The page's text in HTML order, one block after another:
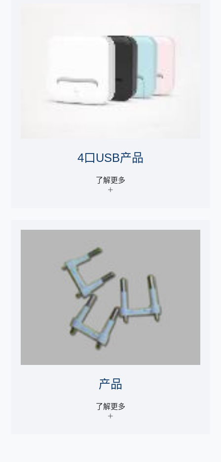
4口USB产品
了解更多
产品
了解更多